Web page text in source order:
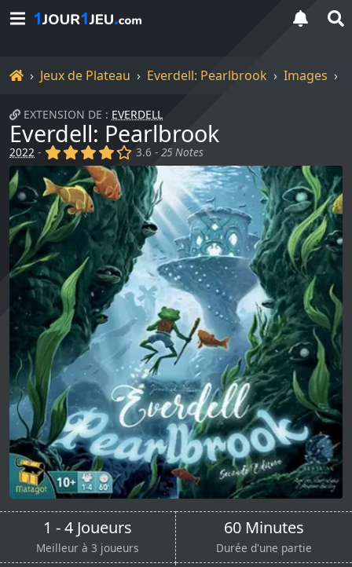
Accueil
Jeux de Plateau Everdell: Pearlbrook Images
EXTENSION DE : EVERDELL
Everdell: Pearlbrook
2022 - (x) (x) (x) (x) ()
3.6 -25 Notes
1 - 4 Joueurs
Meilleur à 3 joueurs
60 Minutes
Durée d'une partie